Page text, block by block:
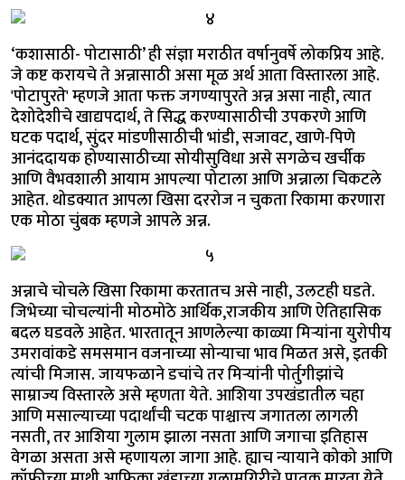
‘कशासाठी- पोटासाठी’ ही संज्ञा मराठीत वर्षानुवर्षे लोकप्रिय आहे.
जे कष्ट करायचे ते अन्नासाठी असा मूळ अर्थ आता विस्तारला आहे.
'पोटापुरते' म्हणजे आता फक्त जगण्यापुरते अन्न असा नाही, त्यात
देशोदेशीचे खाद्यपदार्थ, ते सिद्ध करण्यासाठीची उपकरणे आणि
घटक पदार्थ, सुंदर मांडणीसाठीची भांडी, सजावट, खाणे-पिणे
आनंददायक होण्यासाठीच्या सोयीसुविधा असे सगळेच खर्चीक
आणि वैभवशाली आयाम आपल्या पोटाला आणि अन्नाला चिकटले
आहेत. थोडक्यात आपला खिसा दररोज न चुकता रिकामा करणारा
एक मोठा चुंबक म्हणजे आपले अन्न.
अन्नाचे चोचले खिसा रिकामा करतातच असे नाही, उलटही घडते.
जिभेच्या चोचल्यांनी मोठमोठे आर्थिक,राजकीय आणि ऐतिहासिक
बदल घडवले आहेत. भारतातून आणलेल्या काळ्या मिऱ्यांना युरोपीय
उमरावांकडे समसमान वजनाच्या सोन्याचा भाव मिळत असे, इतकी
त्यांची मिजास. जायफळाने डचांचे तर मिऱ्यांनी पोर्तुगीझांचे
साम्राज्य विस्तारले असे म्हणता येते. आशिया उपखंडातील चहा
आणि मसाल्याच्या पदार्थांची चटक पाश्चात्त्य जगातला लागली
नसती, तर आशिया गुलाम झाला नसता आणि जगाचा इतिहास
वेगळा असता असे म्हणायला जागा आहे. ह्याच न्यायाने कोको आणि